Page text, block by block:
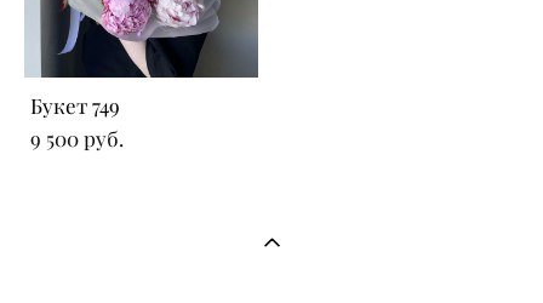
Букет 749
9 500 pуб.